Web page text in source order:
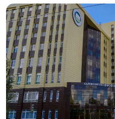
Di truyền học
Diễn xuất
Du lịch
Du lịch nghỉ dưỡng và hoạt
Dân tộc học